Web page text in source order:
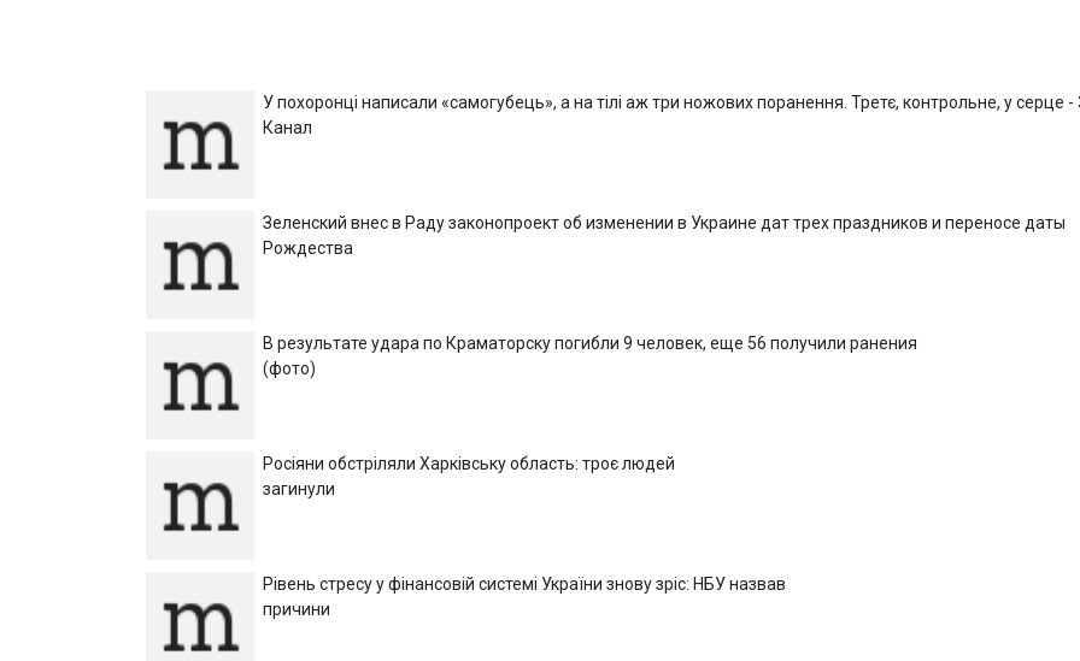
У похоронці написали «самогубець», а на тілі аж три ножових поранення. Третє, контрольне, у серце -
Канал
Зеленский внес в Раду законопроект об изменении в Украине дат трех праздников и переносе даты
Рождества
В результате удара по Краматорску погибли 9 человек, еще 56 получили ранения
(фото)
Росіяни обстріляли Харківську область: троє людей
загинули
Рівень стресу у фінансовій системі України знову зріс: НБУ назвав
причини